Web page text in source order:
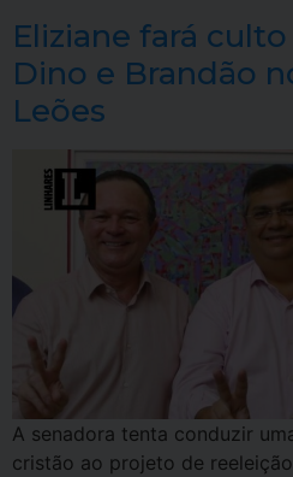
Eliziane fará
Dino e Brandão
Leões
A senadora tenta conduzir
cristão ao projeto de